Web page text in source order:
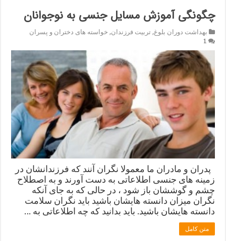
چگونگی آموزش مسایل جنسی به نوجوانان
بهداشت دوران بلوغ, تربیت فرزندان, خواسته های دختران و پسران
1
پدران و مادران ما معمولا نگران آنند که فرزندانشان در
زمینه های جنسی اطلاعاتی به دست آورند و به اصطلاح
چشم و گوششان باز شود ، در حالی که به جای آنکه
نگران میزان دانسته هایشان باشید باید نگران سلامت
دانسته هایشان باشید. باید بدانید که چه اطلاعاتی به …
متن کامل